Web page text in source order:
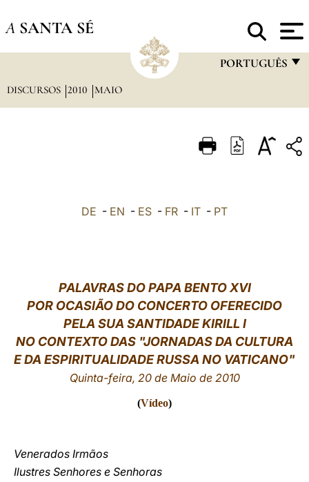
A SANTA SÉ
PORTUGUÊS
ITALIANO
中文
LATINE
DISCURSOS 2010 MAIO
DE - EN - ES - FR - IT - PT
PALAVRAS DO PAPA BENTO XVI
POR OCASIÃO DO CONCERTO OFERECIDO
PELA SUA SANTIDADE KIRILL I
NO CONTEXTO DAS "JORNADAS DA CULTURA
E DA ESPIRITUALIDADE RUSSA NO VATICANO"
Quinta-feira, 20 de Maio de 2010
(Vídeo)
Venerados Irmãos
Ilustres Senhores e Senhoras